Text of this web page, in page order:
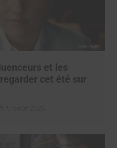
et les
cet été sur